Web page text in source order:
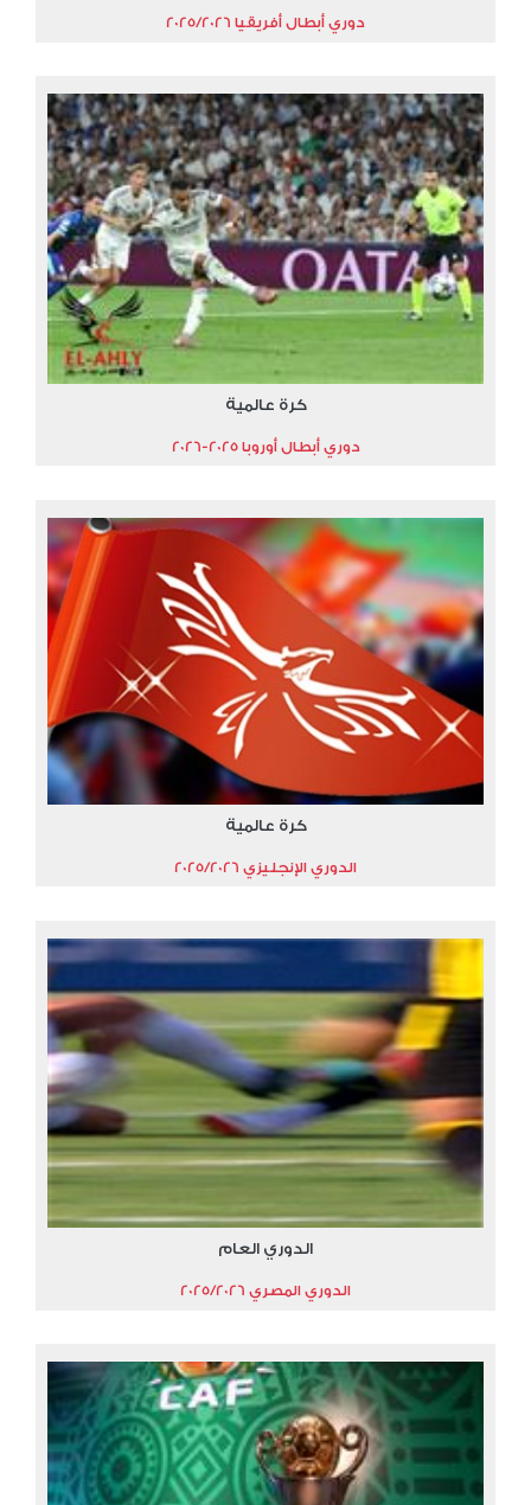
دوري أبطال أفريقيا 2025/2026
كرة عالمية
دوري أبطال أوروبا 2025-2026
كرة عالمية
الدوري الإنجليزي 2025/2026
الدوري العام
الدوري المصري 2025/2026